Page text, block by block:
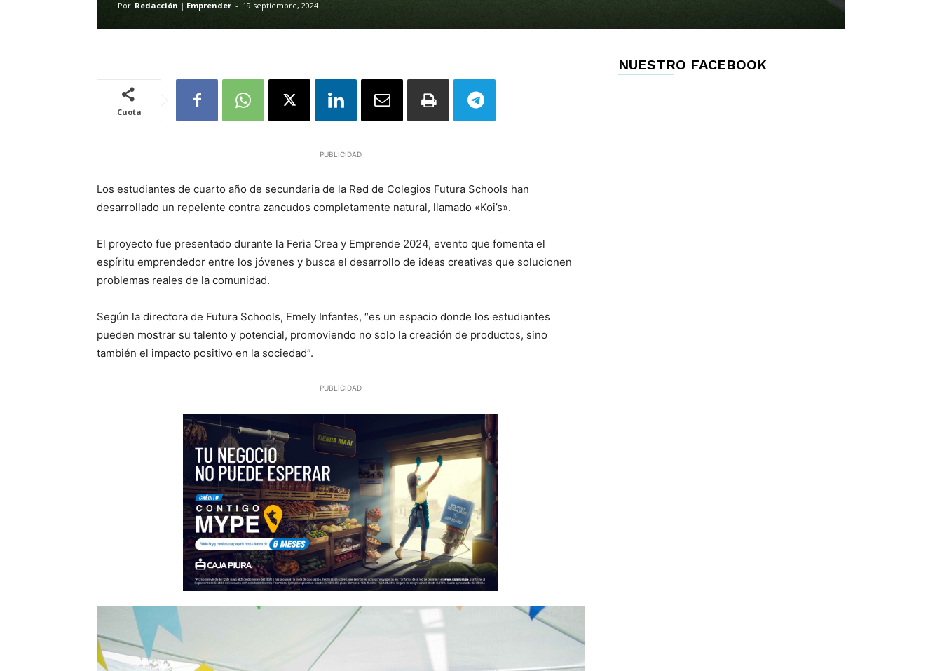
Por Redacción | Emprender - 19 septiembre, 2024
Cuota
PUBLICIDAD
Los estudiantes de cuarto año de secundaria de la Red de Colegios Futura Schools han
desarrollado un repelente contra zancudos completamente natural, llamado «Koi’s».
El proyecto fue presentado durante la Feria Crea y Emprende 2024, evento que fomenta el
espíritu emprendedor entre los jóvenes y busca el desarrollo de ideas creativas que solucionen
problemas reales de la comunidad.
Según la directora de Futura Schools, Emely Infantes, “es un espacio donde los estudiantes
pueden mostrar su talento y potencial, promoviendo no solo la creación de productos, sino
también el impacto positivo en la sociedad”.
PUBLICIDAD
NUESTRO FACEBOOK